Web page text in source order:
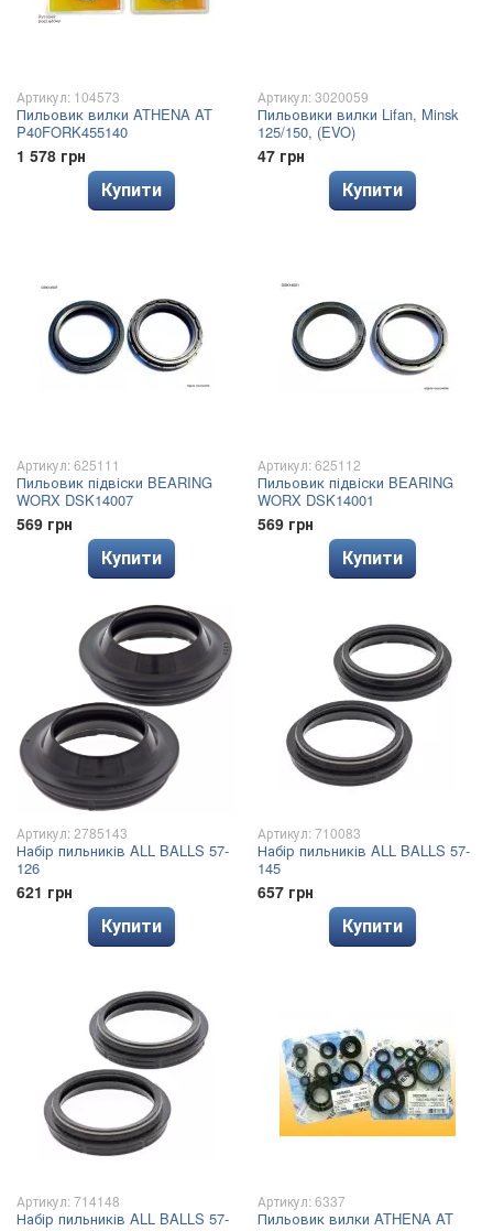
Артикул: 104573
Пильовик вилки ATHENA AT
P40FORK455140
1 578 грн
Купити
Артикул: 3020059
Пильовики вилки Lifan, Minsk
125/150, (EVO)
47 грн
Купити
Артикул: 625111
Пильовик підвіски BEARING
WORX DSK14007
569 грн
Купити
Артикул: 625112
Пильовик підвіски BEARING
WORX DSK14001
569 грн
Купити
Артикул: 2785143
Набір пильників ALL BALLS 57-
126
621 грн
Купити
Артикул: 710083
Набір пильників ALL BALLS 57-
145
657 грн
Купити
Артикул: 714148
Набір пильників ALL BALLS 57-
Артикул: 6337
Пильовик вилки ATHENA AT